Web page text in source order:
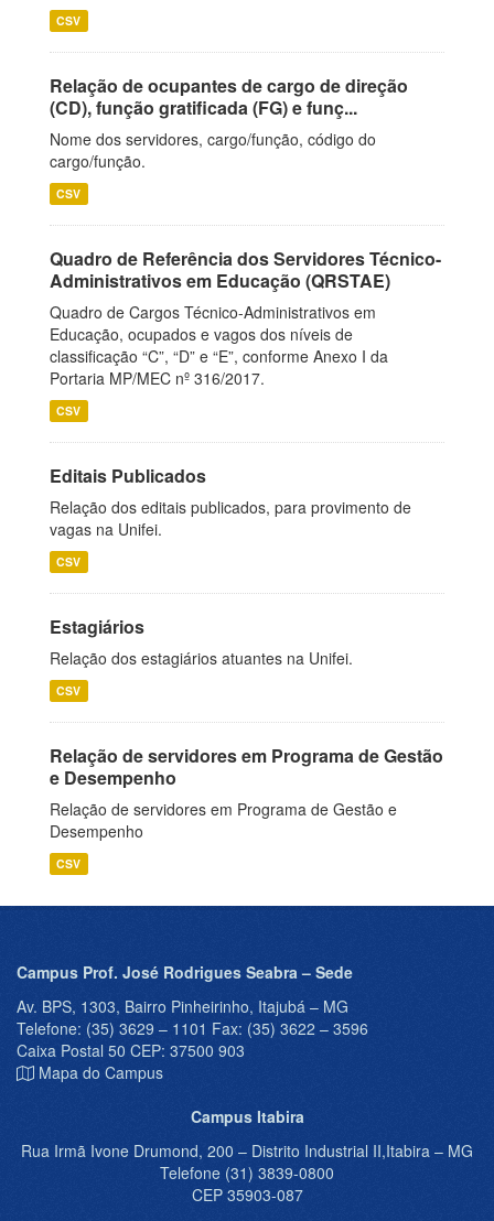
CSV
Relação de ocupantes de cargo de direção
(CD), função gratificada (FG) e funç...
Nome dos servidores, cargo/função, código do
cargo/função.
CSV
Quadro de Referência dos Servidores Técnico-
Administrativos em Educação (QRSTAE)
Quadro de Cargos Técnico-Administrativos em
Educação, ocupados e vagos dos níveis de
classificação “C”, “D” e “E”, conforme Anexo I da
Portaria MP/MEC nº 316/2017.
CSV
Editais Publicados
Relação dos editais publicados, para provimento de
vagas na Unifei.
CSV
Estagiários
Relação dos estagiários atuantes na Unifei.
CSV
Relação de servidores em Programa de Gestão
e Desempenho
Relação de servidores em Programa de Gestão e
Desempenho
CSV
Campus Prof. José Rodrigues Seabra – Sede
Av. BPS, 1303, Bairro Pinheirinho, Itajubá – MG
Telefone: (35) 3629 – 1101 Fax: (35) 3622 – 3596
Caixa Postal 50 CEP: 37500 903
Mapa do Campus
Campus Itabira
Rua Irmã Ivone Drumond, 200 – Distrito Industrial II,Itabira – MG
Telefone (31) 3839-0800
CEP 35903-087